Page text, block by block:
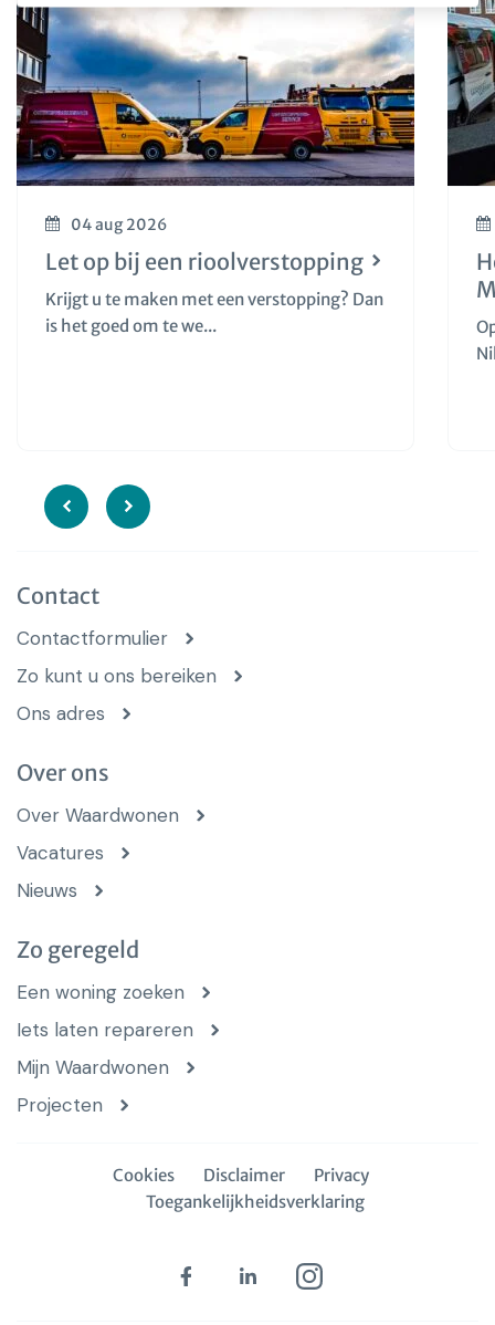
04 aug 2026
Let op bij een rioolverstopping
Krijgt u te maken met een verstopping? Dan
is het goed om te we...
Contact
Contactformulier
Zo kunt u ons bereiken
Ons adres
Over ons
Over Waardwonen
Vacatures
Nieuws
Zo geregeld
Een woning zoeken
Iets laten repareren
Mijn Waardwonen
Projecten
Cookies Disclaimer
Privacy
Toegankelijkheidsverklaring